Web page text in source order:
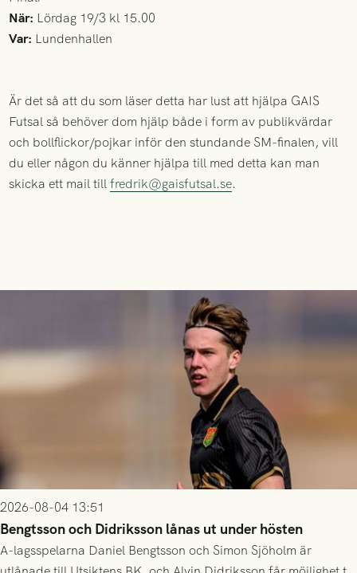
När: Lördag 19/3 kl 15.00
Var: Lundenhallen
Är det så att du som läser detta har lust att hjälpa GAIS
Futsal så behöver dom hjälp både i form av publikvärdar
och bollflickor/pojkar inför den stundande SM-finalen, vill
du eller någon du känner hjälpa till med detta kan man
skicka ett mail tillfredrik@gaisfutsal.se.
2026-08-04 13:51
Bengtsson och Didriksson lånas ut under hösten
A-lagsspelarna Daniel Bengtsson och Simon Sjöholm är